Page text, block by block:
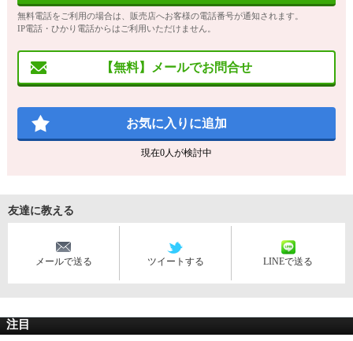
無料電話をご利用の場合は、販売店へお客様の電話番号が通知されます。
IP電話・ひかり電話からはご利用いただけません。
【無料】メールでお問合せ
お気に入りに追加
現在0人が検討中
友達に教える
メールで送る ツイートする LINEで送る
注目